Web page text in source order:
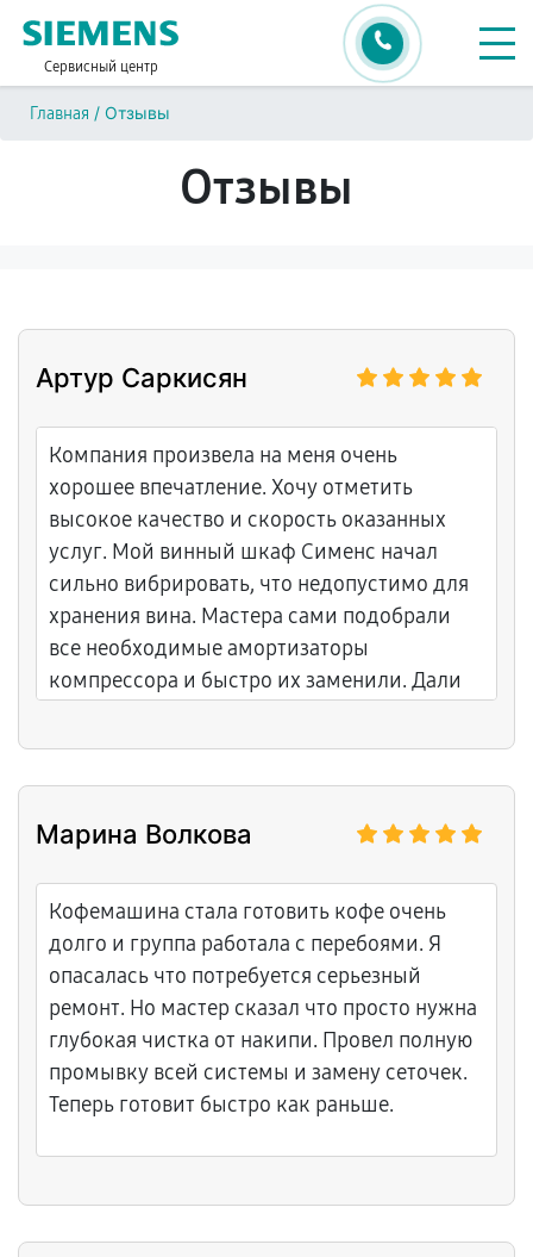
Сервисный центр
Главная / Отзывы
Отзывы
Артур Саркисян
Компания произвела на меня очень
хорошее впечатление. Хочу отметить
высокое качество и скорость оказанных
услуг. Мой винный шкаф Сименс начал
сильно вибрировать, что недопустимо для
хранения вина. Мастера сами подобрали
все необходимые амортизаторы
компрессора и быстро их заменили. Дали
работу. Отношение к клиенту на высшем
Марина Волкова
Кофемашина стала готовить кофе очень
долго и группа работала с перебоями. Я
опасалась что потребуется серьезный
ремонт. Но мастер сказал что просто нужна
глубокая чистка от накипи. Провел полную
промывку всей системы и замену сеточек.
Теперь готовит быстро как раньше.